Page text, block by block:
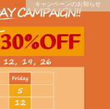
キャンペーンのお知らせ